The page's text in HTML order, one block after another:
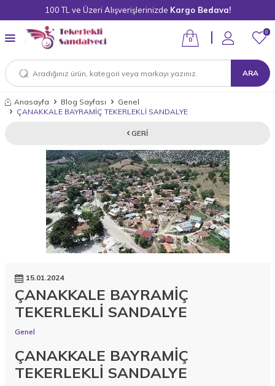
100 TL ve Üzeri Alışverişlerinizde Kargo Bedava!
ARA
0
0
Anasayfa Blog Sayfası
Genel
ÇANAKKALE BAYRAMİÇ TEKERLEKLİ SANDALYE
GERI
15.01.2024
ÇANAKKALE BAYRAMİÇ
TEKERLEKLİ SANDALYE
Genel
ÇANAKKALE BAYRAMİÇ
TEKERLEKLİ SANDALYE